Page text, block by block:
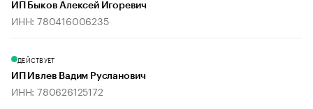
ИП Быков Алексей Игоревич
ИНН: 780416006235
ДЕЙСТВУЕТ
ИП Ивлев Вадим Русланович
ИНН: 780626125172